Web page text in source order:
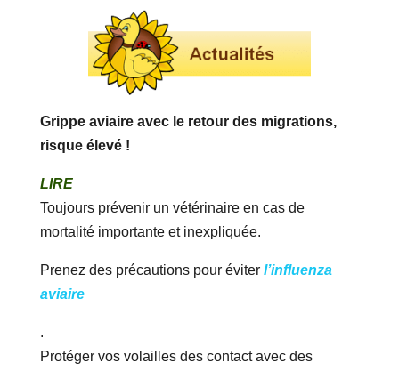
Grippe aviaire avec le retour des migrations,
risque élevé !
LIRE
Toujours prévenir un vétérinaire en cas de
mortalité importante et inexpliquée.
Prenez des précautions pour éviter l’influenza
aviaire
.
Protéger vos volailles des contact avec des